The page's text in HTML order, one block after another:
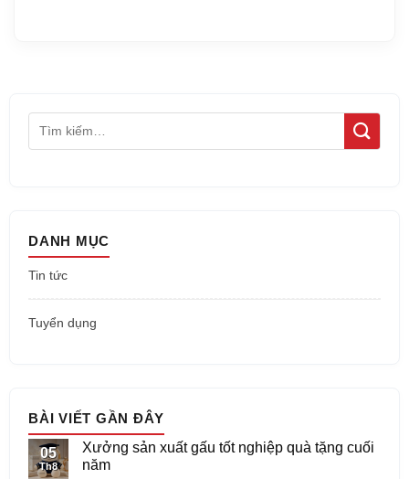
DANH MỤC
Tin tức
Tuyển dụng
BÀI VIẾT GẦN ĐÂY
05
Th8
Xưởng sản xuất gấu tốt nghiệp quà tặng cuối
năm